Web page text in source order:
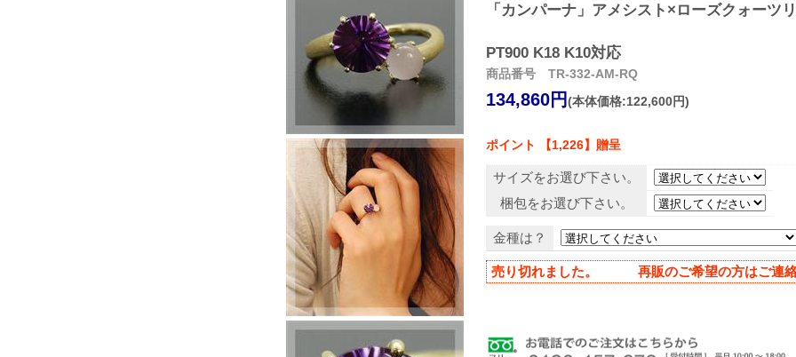
「カンパーナ」アメシスト×ローズクォーツ
PT900 K18 K10対応
商品番号 TR-332-AM-RQ
134,860円(本体価格:122,600円)
ポイント 【1,226】贈呈
サイズをお選び下さい。
梱包をお選び下さい。
金種は？
売り切れました。 再販のご希望の方はご連絡